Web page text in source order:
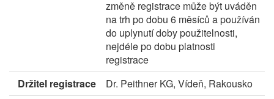
změně registrace může být uváděn
na trh po dobu 6 měsíců a používán
do uplynutí doby použitelnosti,
nejdéle po dobu platnosti
registrace
Držitel registrace
Dr. Peithner KG, Vídeň, Rakousko